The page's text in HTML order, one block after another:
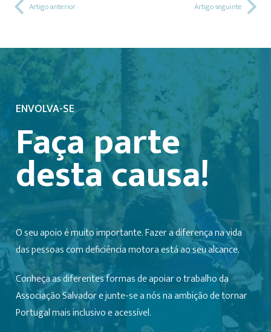
Artigo anterior Artigo seguinte
ENVOLVA-SE
Faça parte
desta causa!
O seu apoio é muito importante. Fazer a diferença na vida
das pessoas com deficiência motora está ao seu alcance.
Conheça as diferentes formas de apoiar o trabalho da
Associação Salvador e junte-se a nós na ambição de tornar
Portugal mais inclusivo e acessível.